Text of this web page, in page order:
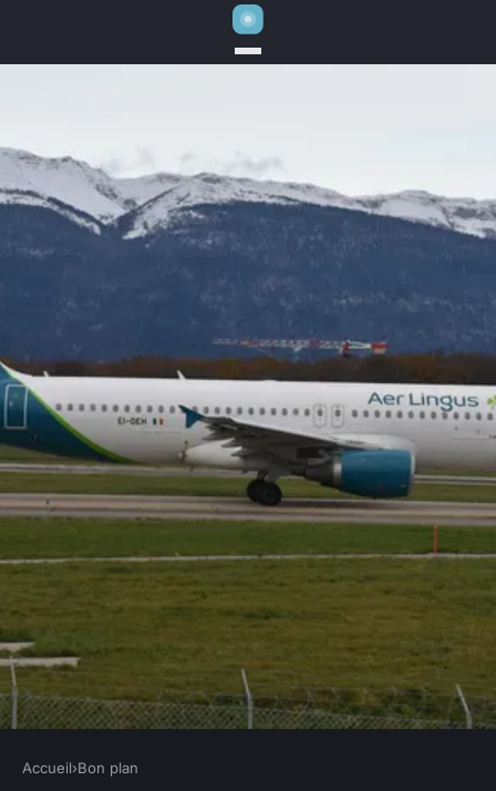
BON PLAN
Accueil›Bon plan